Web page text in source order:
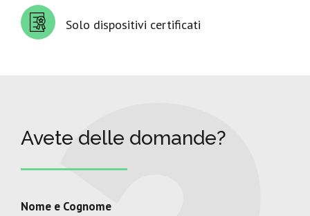
Solo dispositivi certificati
Avete delle domande?
Nome e Cognome